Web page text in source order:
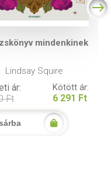
mindenkinek
Lindsay Squire
ár:
Ft
Kötött ár:
6 291 Ft